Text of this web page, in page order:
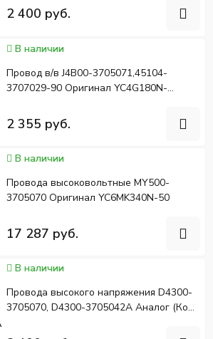
шт)
2 400 руб.
В наличии
Провод в/в J4B00-3705071,45104-
3707029-90 Оригинал YC4G180N-
шт)
2 355 руб.
В наличии
Провода высоковольтные MY500-
3705070 Оригинал YC6MK340N-50
17 287 руб.
В наличии
Провода высокого напряжения D4300-
3705070, D4300-3705042A Аналог (Ком-